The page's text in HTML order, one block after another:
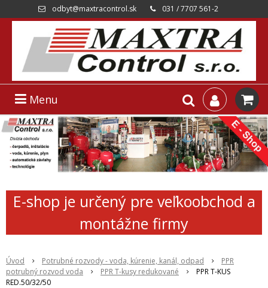
odbyt@maxtracontrol.sk 031 / 7707 561-2
Menu
E-shop je určený pre veľkoobchod a
montážne firmy
Úvod Potrubné rozvody - voda, kúrenie, kanál, odpad
PPR
potrubný rozvod voda
PPR T-kusy redukované
PPR T-KUS
RED.50/32/50